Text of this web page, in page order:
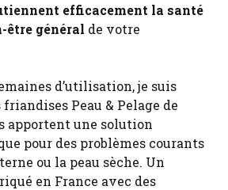
efficacement la santé
être général de votre
d’utilisation, je suis
Peau & Pelage de
apportent une solution
pour des problèmes courants
ou la peau sèche. Un
en France avec des